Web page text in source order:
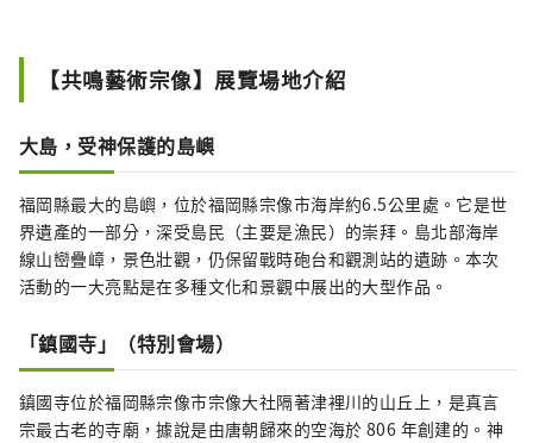
【共鳴藝術宗像】展覽場地介紹
大島，受神保護的島嶼
福岡縣最大的島嶼，位於福岡縣宗像市海岸約6.5公里處。它是世
界遺產的一部分，深受島民（主要是漁民）的崇拜。島北部海岸
線山巒疊嶂，景色壯觀，仍保留戰時砲台和​​觀測站的遺跡。本次
活動的一大亮點是在多種文化和景觀中展出的大型作品。
「鎮國寺」（特別會場）
鎮國寺位於福岡縣宗像市宗像大社隔著津裡川的山丘上，是真言
宗最古老的寺廟，據說是由唐朝歸來的空海於 806 年創建的。神